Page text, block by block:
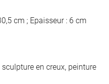
cm ; Epaisseur : 6 cm
en creux, peinture